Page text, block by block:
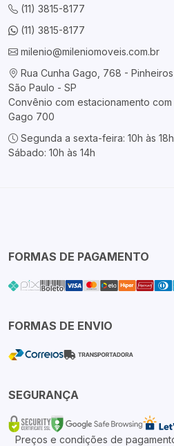
(11) 3815-8177
(11) 3815-8177
milenio@mileniomoveis.com.br
Rua Cunha Gago, 768 - Pinheiros
São Paulo - SP
Convênio com estacionamento com
Gago 700
Segunda a sexta-feira: 10h às 18h
Sábado: 10h às 14h
FORMAS DE PAGAMENTO
FORMAS DE ENVIO
SEGURANÇA
Preços e condições de